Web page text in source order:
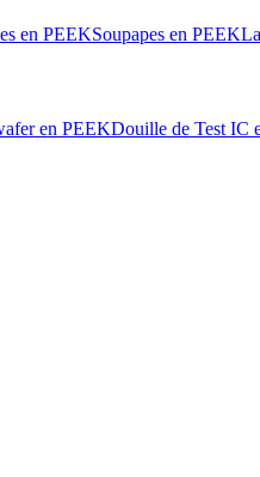
en PEEKSoupapes en PEEK
en PEEKDouille de Test IC